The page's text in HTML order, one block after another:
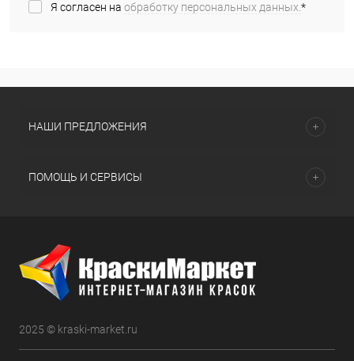
Я согласен на обработку персональных данных.*
НАШИ ПРЕДЛОЖЕНИЯ
ПОМОЩЬ И СЕРВИСЫ
2025 © kraski-market.ru